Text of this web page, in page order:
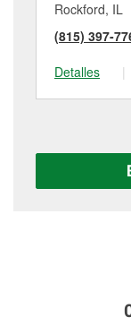
Rockford, IL
(815) 397-
Detalles
|